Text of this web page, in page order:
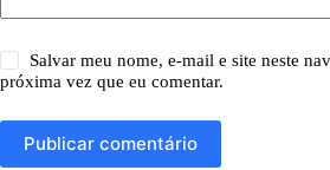
Salvar meu nome, e-mail e site neste
próxima vez que eu comentar.
Publicar comentário